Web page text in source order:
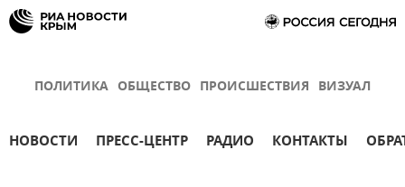
ПОЛИТИКА ОБЩЕСТВО ПРОИСШЕСТВИЯ ВИЗУАЛ
НОВОСТИ ПРЕСС-ЦЕНТР РАДИО КОНТАКТЫ